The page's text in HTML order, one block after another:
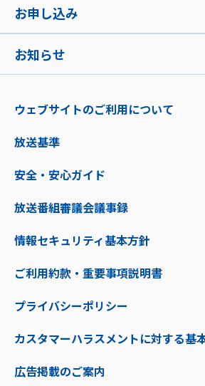
お知らせ
お申し込み
ウェブサイトのご利用について
放送基準
安全・安心ガイド
放送番組審議会議事録
情報セキュリティ基本方針
ご利用約款・重要事項説明書
プライバシーポリシー
カスタマーハラスメントに対する基
広告掲載のご案内